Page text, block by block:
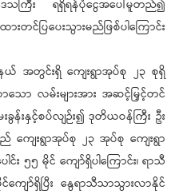
ြီး ရရှိရန်ပုံငွေအပေါ်မူတည်၍
တင်ပြပေးသွားမည်ဖြစ်ပါကြောင်း
အတွင်းရှိ ကျေးရွာအုပ်စု ၂၃ စုရှိ
ော လမ်းများအား အဆင့်မြှင့်တင်
ခွန်းနှင့်စပ်လျဉ်း၍ ဒုတိယဝန်ကြီး ဦး
ေးရွာအုပ်စု ၂၃ အုပ်စု ကျေးရွာ
င်း ၅၅ မိုင် ကျော်ရှိပါကြောင်း၊ ရာသီ
ျော်ရှိပြီး နွေရာသီသာသွားလာနိုင်